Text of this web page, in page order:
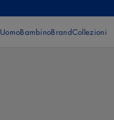
UomoBambinoBrandCollezioni